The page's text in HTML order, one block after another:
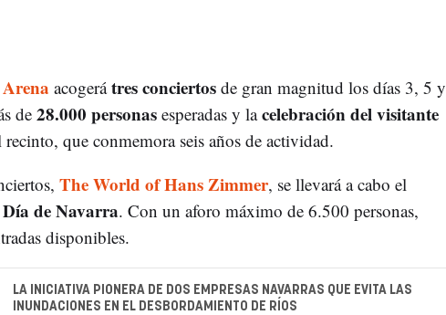
acogerátres conciertosde gran magnitud los días 3, 5 y
de 28.000 personasesperadas y lacelebración del visitante
recinto, que conmemora seis años de actividad.
The World of Hans Zimmer, se llevará a cabo el
Día de Navarra. Con un aforo máximo de 6.500 personas,
disponibles.
LA INICIATIVA PIONERA DE DOS EMPRESAS NAVARRAS QUE EVITA LAS
INUNDACIONES EN EL DESBORDAMIENTO DE RÍOS